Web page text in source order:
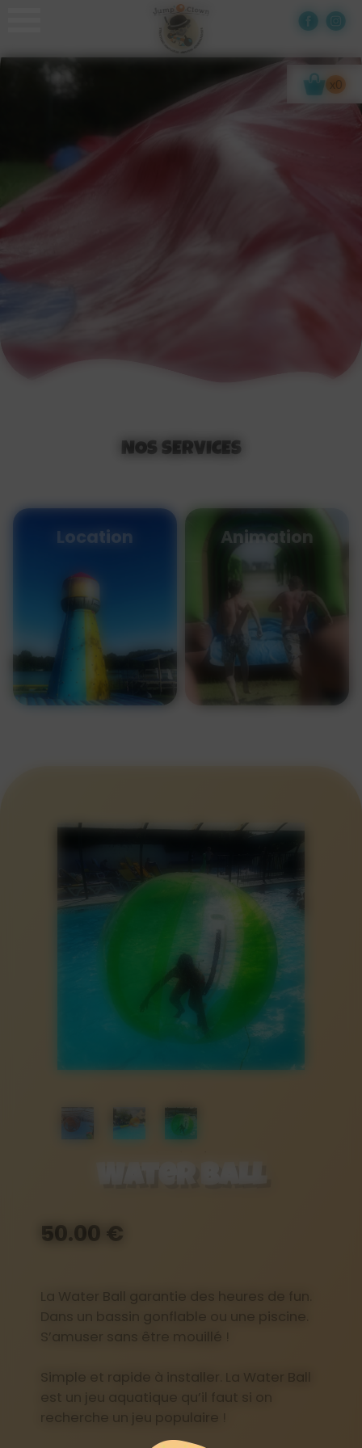
Panneau de gestion des cookies
x0
NOS SERVICES
Location Animation
Water Ball
50.00 €
La Water Ball garantie des heures de fun.
Dans un bassin gonflable ou une piscine.
S’amuser sans être mouillé !
Simple et rapide à installer. La Water Ball
est un jeu aquatique qu’il faut si on
recherche un jeu populaire !